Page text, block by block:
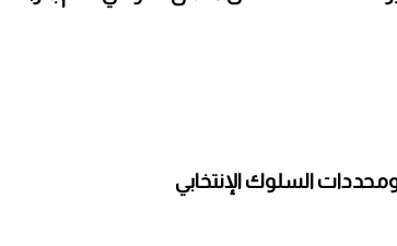
السلوك الإنتخابي